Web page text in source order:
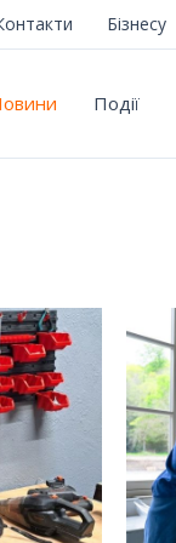
Бізнесу
Події